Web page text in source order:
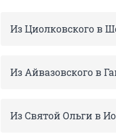
Из Циолковского в
Из Айвазовского в
Из Святой Ольги в